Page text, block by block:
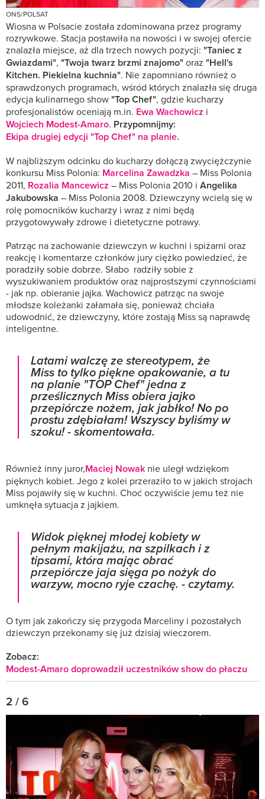
ONS/POLSAT
Wiosna w Polsacie została zdominowana przez programy
rozrywkowe. Stacja postawiła na nowości i w swojej ofercie
znalazła miejsce, aż dla trzech nowych pozycji: "Taniec z
Gwiazdami", "Twoja twarz brzmi znajomo"oraz "Hell's
Kitchen. Piekielna kuchnia". Nie zapomniano również o
sprawdzonych programach, wśród których znalazła się druga
edycja kulinarnego show"Top Chef", gdzie kucharzy
profesjonalistów oceniają m.in. Ewa Wachowicz i
Wojciech Modest-Amaro. Przypomnijmy:
Ekipa drugiej edycji "Top Chef" na planie.
W najbliższym odcinku do kucharzy dołączą zwyciężczynie
konkursu Miss Polonia: Marcelina Zawadzka – Miss Polonia
2011, Rozalia Mancewicz – Miss Polonia 2010 i Angelika
Jakubowska – Miss Polonia 2008. Dziewczyny wcielą się w
rolę pomocników kucharzy i wraz z nimi będą
przygotowywały zdrowe i dietetyczne potrawy.
Patrząc na zachowanie dziewczyn w kuchni i spiżarni oraz
reakcję i komentarze członków jury ciężko powiedzieć, że
poradziły sobie dobrze. Słabo radziły sobie z
wyszukiwaniem produktów oraz najprostszymi czynnościami
- jak np. obieranie jajka. Wachowicz patrząc na swoje
młodsze koleżanki załamała się, ponieważ chciała
udowodnić, że dziewczyny, które zostają Miss są naprawdę
inteligentne.
Latami walczę ze stereotypem, że
Miss to tylko piękne opakowanie, a tu
na planie "TOP Chef" jedna z
prześlicznych Miss obiera jajko
przepiórcze nożem, jak jabłko! No po
prostu zdębiałam! Wszyscy byliśmy w
szoku!- skomentowała.
Również inny juror,Maciej Nowak nie uległ wdziękom
pięknych kobiet. Jego z kolei przeraziło to w jakich strojach
Miss pojawiły się w kuchni. Choć oczywiście jemu też nie
umknęła sytuacja z jajkiem.
Widok pięknej młodej kobiety w
pełnym makijażu, na szpilkach i z
tipsami, która mając obrać
przepiórcze jaja sięga po nożyk do
warzyw, mocno ryje czachę. - czytamy.
O tym jak zakończy się przygoda Marceliny i pozostałych
dziewczyn przekonamy się już dzisiaj wieczorem.
Zobacz:
Modest-Amaro doprowadził uczestników show do płaczu
2 / 6